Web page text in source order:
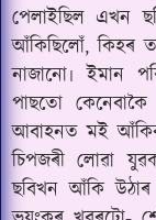
পেলাইছিল এখন
আঁকিছিলোঁ, কিহৰ
নাজানো৷ ইমান
পাছতো
আবাহনত মই
চিপজৰী লোৱা
ছবিখন আঁকি